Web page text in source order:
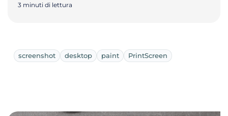
3 minuti di lettura
screenshot desktop paint PrintScreen